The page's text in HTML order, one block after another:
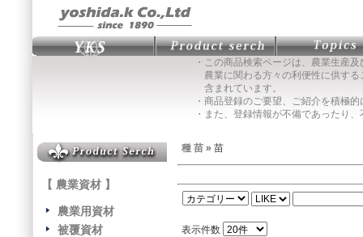
・この商品検索ページは、農業生産
農業に関わる方々の利便性に供する
含まれています。
・商品登録のご要望、ご紹介を積極
・また、登録情報が不備であったり
【 農業資材 】
農業用資材
被覆資材
種 苗 » 苗
表示件数